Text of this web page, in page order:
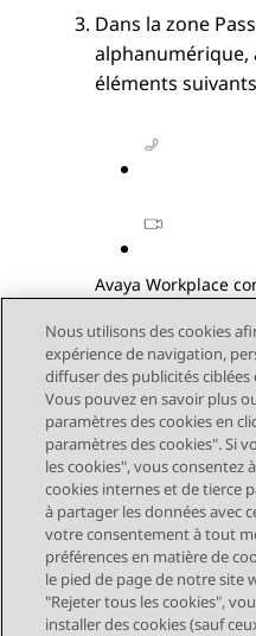
Dans la zone
alphanumérique,
éléments
Avaya Workplace
Send Feedback
Navigation par
Sujet précédent
STAY CONNECTED
Nous utilisons des cookies
expérience de navigation,
diffuser des publicités
Vous pouvez en savoir plus
paramètres des cookies en
paramètres des cookies". Si
les cookies", vous consentez
cookies internes et de tierce
à partager les données avec
votre consentement à tout
préférences en matière de
le pied de page de notre site
"Rejeter tous les cookies",
installer des cookies (sauf